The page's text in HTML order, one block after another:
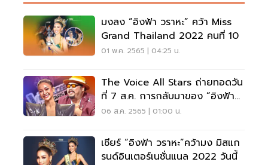
มงลง “อิงฟ้า วราหะ” คว้า Miss
Grand Thailand 2022 คนที่ 10
01 พ.ค. 2565 | 04:25 น.
The Voice All Stars ถ่ายทอดวัน
ที่ 7 ส.ค. การกลับมาของ “อิงฟ้า
วราหะ” (มีคลิป)
06 ส.ค. 2565 | 01:00 น.
เชียร์ “อิงฟ้า วราหะ”คว้ามง มิสแก
รนด์อินเตอร์เนชั่นแนล 2022 วันนี้